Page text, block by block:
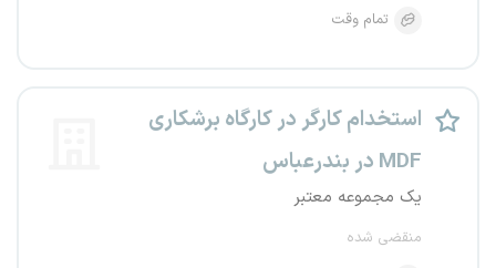
تمام وقت
استخدام کارگر در کارگاه برشکاری
MDF در بندرعباس
یک مجموعه معتبر
منقضی شده